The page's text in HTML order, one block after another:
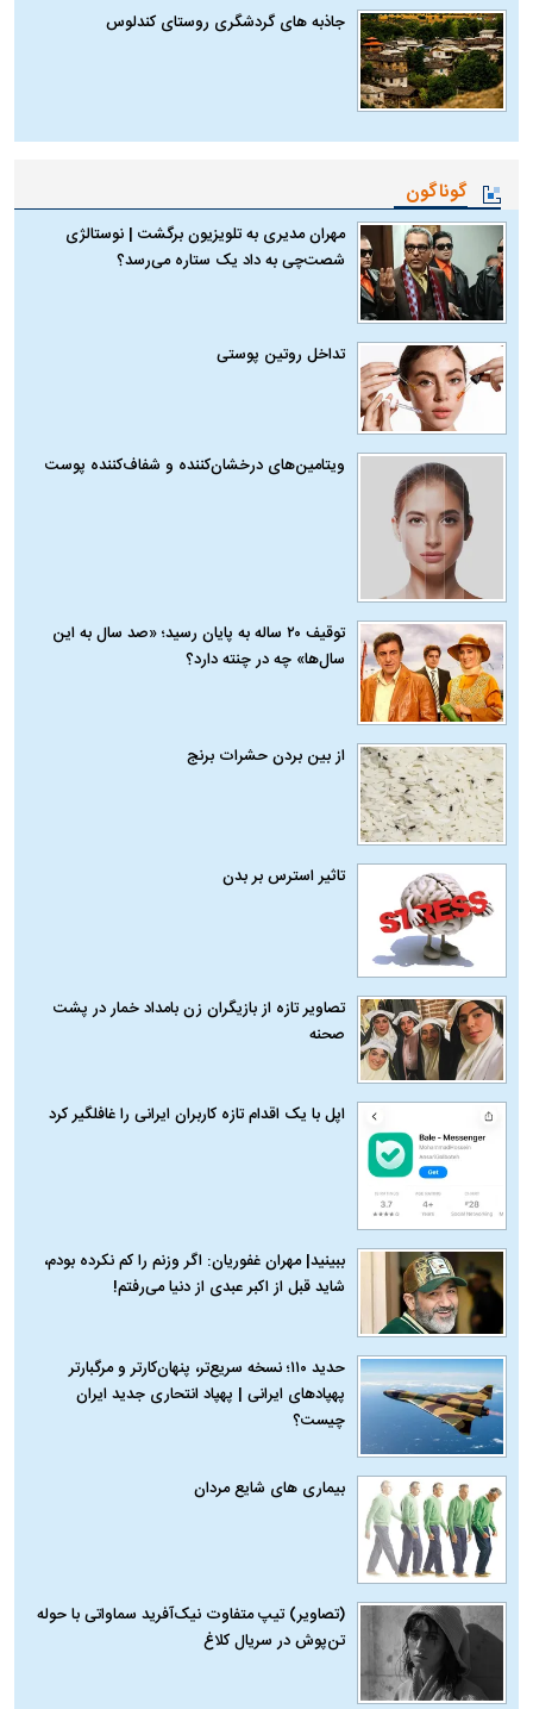
جاذبه های گردشگری روستای کندلوس
گوناگون
مهران مدیری به تلویزیون برگشت | نوستالژی
شصت‌چی به داد یک ستاره می‌رسد؟
تداخل روتین پوستی
ویتامین‌های درخشان‌کننده و شفاف‌کننده پوست
توقیف ۲۰ ساله به پایان رسید؛ «صد سال به این
سال‌ها» چه در چنته دارد؟
از بین بردن حشرات برنج
تاثیر استرس بر بدن
تصاویر تازه از بازیگران زن بامداد خمار در پشت
صحنه
اپل با یک اقدام تازه کاربران ایرانی را غافلگیر کرد
ببینید| مهران غفوریان: اگر وزنم را کم نکرده بودم،
شاید قبل از اکبر عبدی از دنیا می‌رفتم!
حدید ۱۱۰؛ نسخه سریع‌تر، پنهان‌کارتر و مرگبارتر
پهپادهای ایرانی | پهپاد انتحاری جدید ایران
چیست؟
بیماری‌ های شایع مردان
(تصاویر) تیپ متفاوت نیک‌آفرید سماواتی با حوله
تن‌پوش در سریال کلاغ